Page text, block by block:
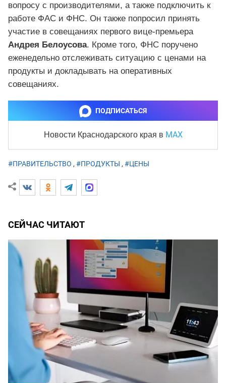
вопросу с производителями, а также подключить к
работе ФАС и ФНС. Он также попросил принять
участие в совещаниях первого вице-премьера
Андрея Белоусова. Кроме того, ФНС поручено
еженедельно отслеживать ситуацию с ценами на
продукты и докладывать на оперативных
совещаниях.
ПОДПИСАТЬСЯ
Новости Краснодарского края в MAX
#ПРАВИТЕЛЬСТВО , #ПРОДУКТЫ , #ЦЕНЫ
СЕЙЧАС ЧИТАЮТ